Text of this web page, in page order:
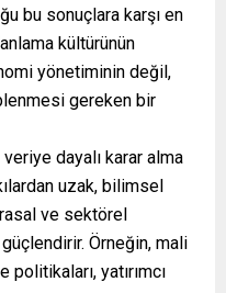
bu sonuçlara karşı en
kültürünün
yönetiminin değil,
gereken bir
dayalı karar alma
uzak, bilimsel
ve sektörel
Örneğin, mali
yatırımcı